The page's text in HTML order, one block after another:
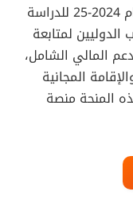
في الختام تعد منحة جامعة Hohai لعام 2024-25 للدراسة
لمتابعة
المالي الشامل،
المجانية
المنحة منصة